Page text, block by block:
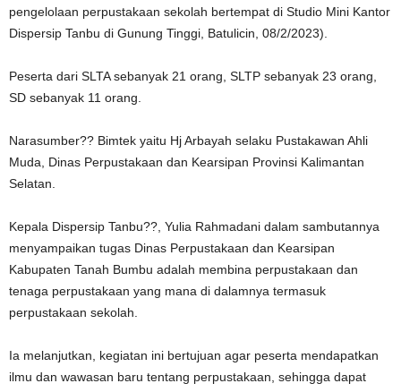
pengelolaan perpustakaan sekolah bertempat di Studio Mini Kantor
Dispersip Tanbu di Gunung Tinggi, Batulicin, 08/2/2023).
Peserta dari SLTA sebanyak 21 orang, SLTP sebanyak 23 orang,
SD sebanyak 11 orang.
Narasumber?? Bimtek yaitu Hj Arbayah selaku Pustakawan Ahli
Muda, Dinas Perpustakaan dan Kearsipan Provinsi Kalimantan
Selatan.
Kepala Dispersip Tanbu??, Yulia Rahmadani dalam sambutannya
menyampaikan tugas Dinas Perpustakaan dan Kearsipan
Kabupaten Tanah Bumbu adalah membina perpustakaan dan
tenaga perpustakaan yang mana di dalamnya termasuk
perpustakaan sekolah.
Ia melanjutkan, kegiatan ini bertujuan agar peserta mendapatkan
ilmu dan wawasan baru tentang perpustakaan, sehingga dapat